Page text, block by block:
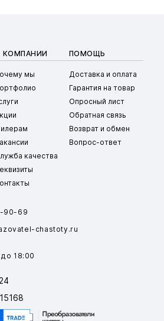
КОМПАНИИ
мы
качества
ПОМОЩЬ
Доставка и оплата
Гарантия на товар
Опросный лист
Обратная связь
Возврат и обмен
Вопрос-ответ
90-69
chastoty.ru
18:00